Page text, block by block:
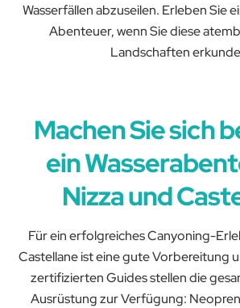
Wasserfällen abzuseilen. Erleben Sie
Abenteuer, wenn Sie diese
Landschaften
Machen Sie sich
ein
Nizza und
Für ein erfolgreiches Canyoning-
Castellane ist eine gute Vorbereitung
zertifizierten Guides stellen die
Ausrüstung zur Verfügung: